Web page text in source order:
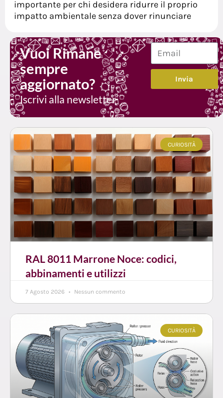
importante per chi desidera ridurre il proprio
impatto ambientale senza dover rinunciare
Vuoi Rimane
sempre
aggiornato?
Iscrivi alla newsletter
Invia
CURIOSITÀ
RAL 8011 Marrone Noce: codici,
abbinamenti e utilizzi
7 Agosto 2026 Nessun commento
CURIOSITÀ